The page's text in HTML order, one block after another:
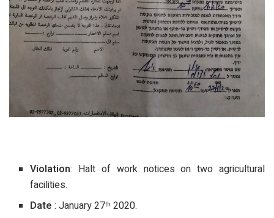
Violation: Halt of work notices on two agricultural
facilities.
Date : January 27th 2020.